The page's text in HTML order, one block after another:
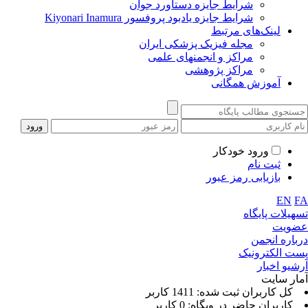
شرایط جایزه دستاورد جوان
شرایط جایزه یادبود پروفسور Kiyonari Inamura
لینک‌های مرتبط
مجله فیزیک پزشکی ایران
مراکز و انجمنهای علمی
مراکز پژوهشی
آموزش همگانی
ورود خودکار
ثبت نام
بازیابی رمز عبور
EN
پایگاه
انجمن
الکترونیک
اخبار
سایت
كل کاربران ثبت شده: 1411 کاربر
کاربران حاضر در وبگاه: 0 کاربر